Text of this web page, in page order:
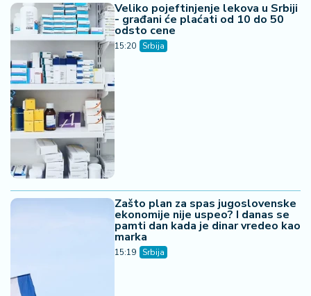
Veliko pojeftinjenje lekova u Srbiji
- građani će plaćati od 10 do 50
odsto cene
15:20 Srbija
Zašto plan za spas jugoslovenske
ekonomije nije uspeo? I danas se
pamti dan kada je dinar vredeo kao
marka
15:19 Srbija